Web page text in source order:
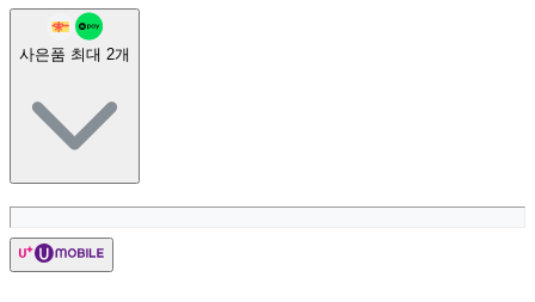
사은품 최대 2개